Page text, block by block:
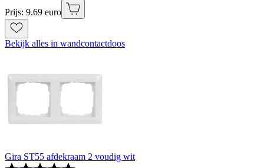
Prijs: 9.69 euro
Bekijk alles in wandcontactdoos
Gira ST55 afdekraam 2 voudig wit